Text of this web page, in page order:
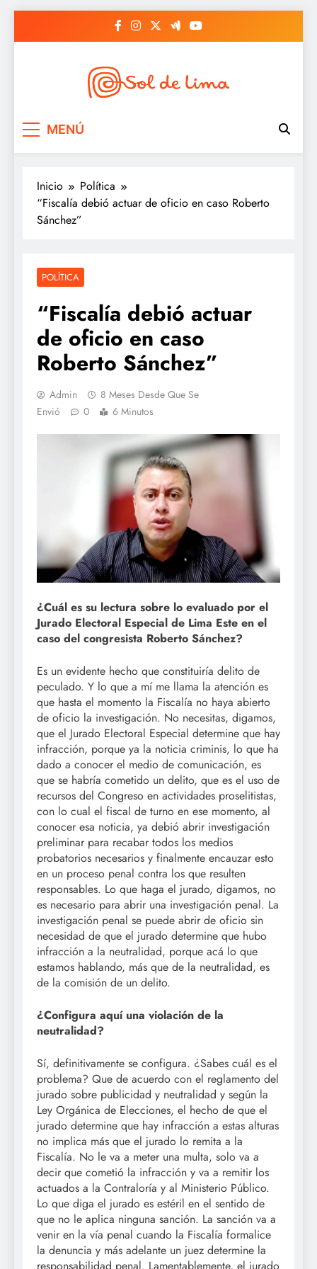
MENÚ
Inicio
Política
“Fiscalía debió actuar de oficio en caso Roberto
Sánchez”
POLÍTICA
“Fiscalía debió actuar
de oficio en caso
Roberto Sánchez”
Admin
8 Meses Desde Que Se
Envió
0 6 Minutos
¿Cuál es su lectura sobre lo evaluado por el
Jurado Electoral Especial de Lima Este en el
caso del congresista Roberto Sánchez?
Es un evidente hecho que constituiría delito de
peculado. Y lo que a mí me llama la atención es
que hasta el momento la Fiscalía no haya abierto
de oficio la investigación. No necesitas, digamos,
que el Jurado Electoral Especial determine que hay
infracción, porque ya la noticia criminis, lo que ha
dado a conocer el medio de comunicación, es
que se habría cometido un delito, que es el uso de
recursos del Congreso en actividades proselitistas,
con lo cual el fiscal de turno en ese momento, al
conocer esa noticia, ya debió abrir investigación
preliminar para recabar todos los medios
probatorios necesarios y finalmente encauzar esto
en un proceso penal contra los que resulten
responsables. Lo que haga el jurado, digamos, no
es necesario para abrir una investigación penal. La
investigación penal se puede abrir de oficio sin
necesidad de que el jurado determine que hubo
infracción a la neutralidad, porque acá lo que
estamos hablando, más que de la neutralidad, es
de la comisión de un delito.
¿Configura aquí una violación de la
neutralidad?
Sí, definitivamente se configura. ¿Sabes cuál es el
problema? Que de acuerdo con el reglamento del
jurado sobre publicidad y neutralidad y según la
Ley Orgánica de Elecciones, el hecho de que el
jurado determine que hay infracción a estas alturas
no implica más que el jurado lo remita a la
Fiscalía. No le va a meter una multa, solo va a
decir que cometió la infracción y va a remitir los
actuados a la Contraloría y al Ministerio Público.
Lo que diga el jurado es estéril en el sentido de
que no le aplica ninguna sanción. La sanción va a
venir en la vía penal cuando la Fiscalía formalice
la denuncia y más adelante un juez determine la